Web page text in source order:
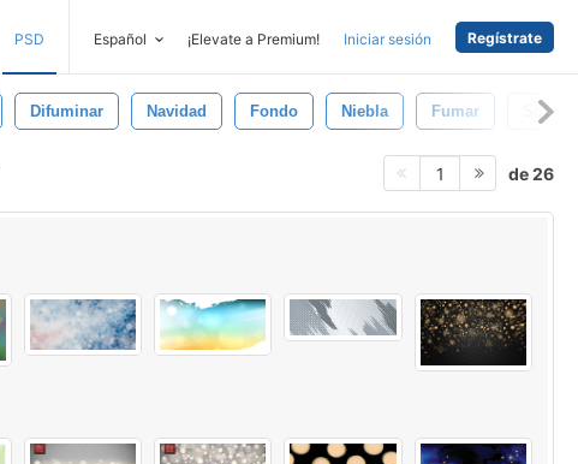
PSD Español ¡Elevate a Premium! Iniciar sesión Regístrate
Difuminar Navidad Fondo Niebla Fumar Sol
1 de 26